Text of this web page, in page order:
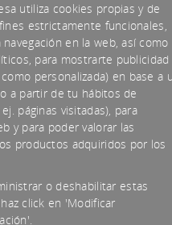
utiliza cookies propias y de
estrictamente funcionales,
en la web, así como
para mostrarte publicidad
personalizada) en base a
a partir de tu hábitos de
páginas visitadas), para
y para poder valorar las
productos adquiridos por los
o deshabilitar estas
click en 'Modificar